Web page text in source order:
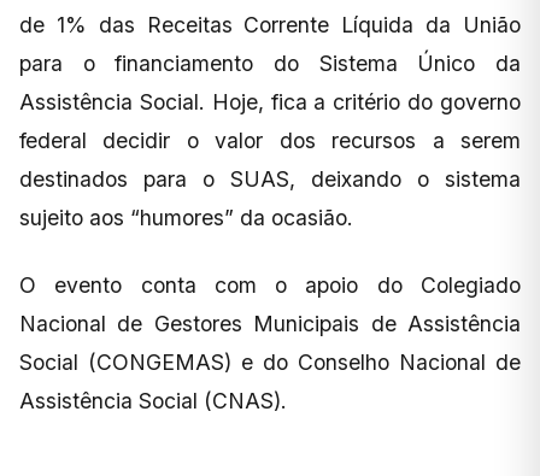
de 1% das Receitas Corrente Líquida da União
para o financiamento do Sistema Único da
Assistência Social. Hoje, fica a critério do governo
federal decidir o valor dos recursos a serem
destinados para o SUAS, deixando o sistema
sujeito aos “humores” da ocasião.
O evento conta com o apoio do Colegiado
Nacional de Gestores Municipais de Assistência
Social (CONGEMAS) e do Conselho Nacional de
Assistência Social (CNAS).